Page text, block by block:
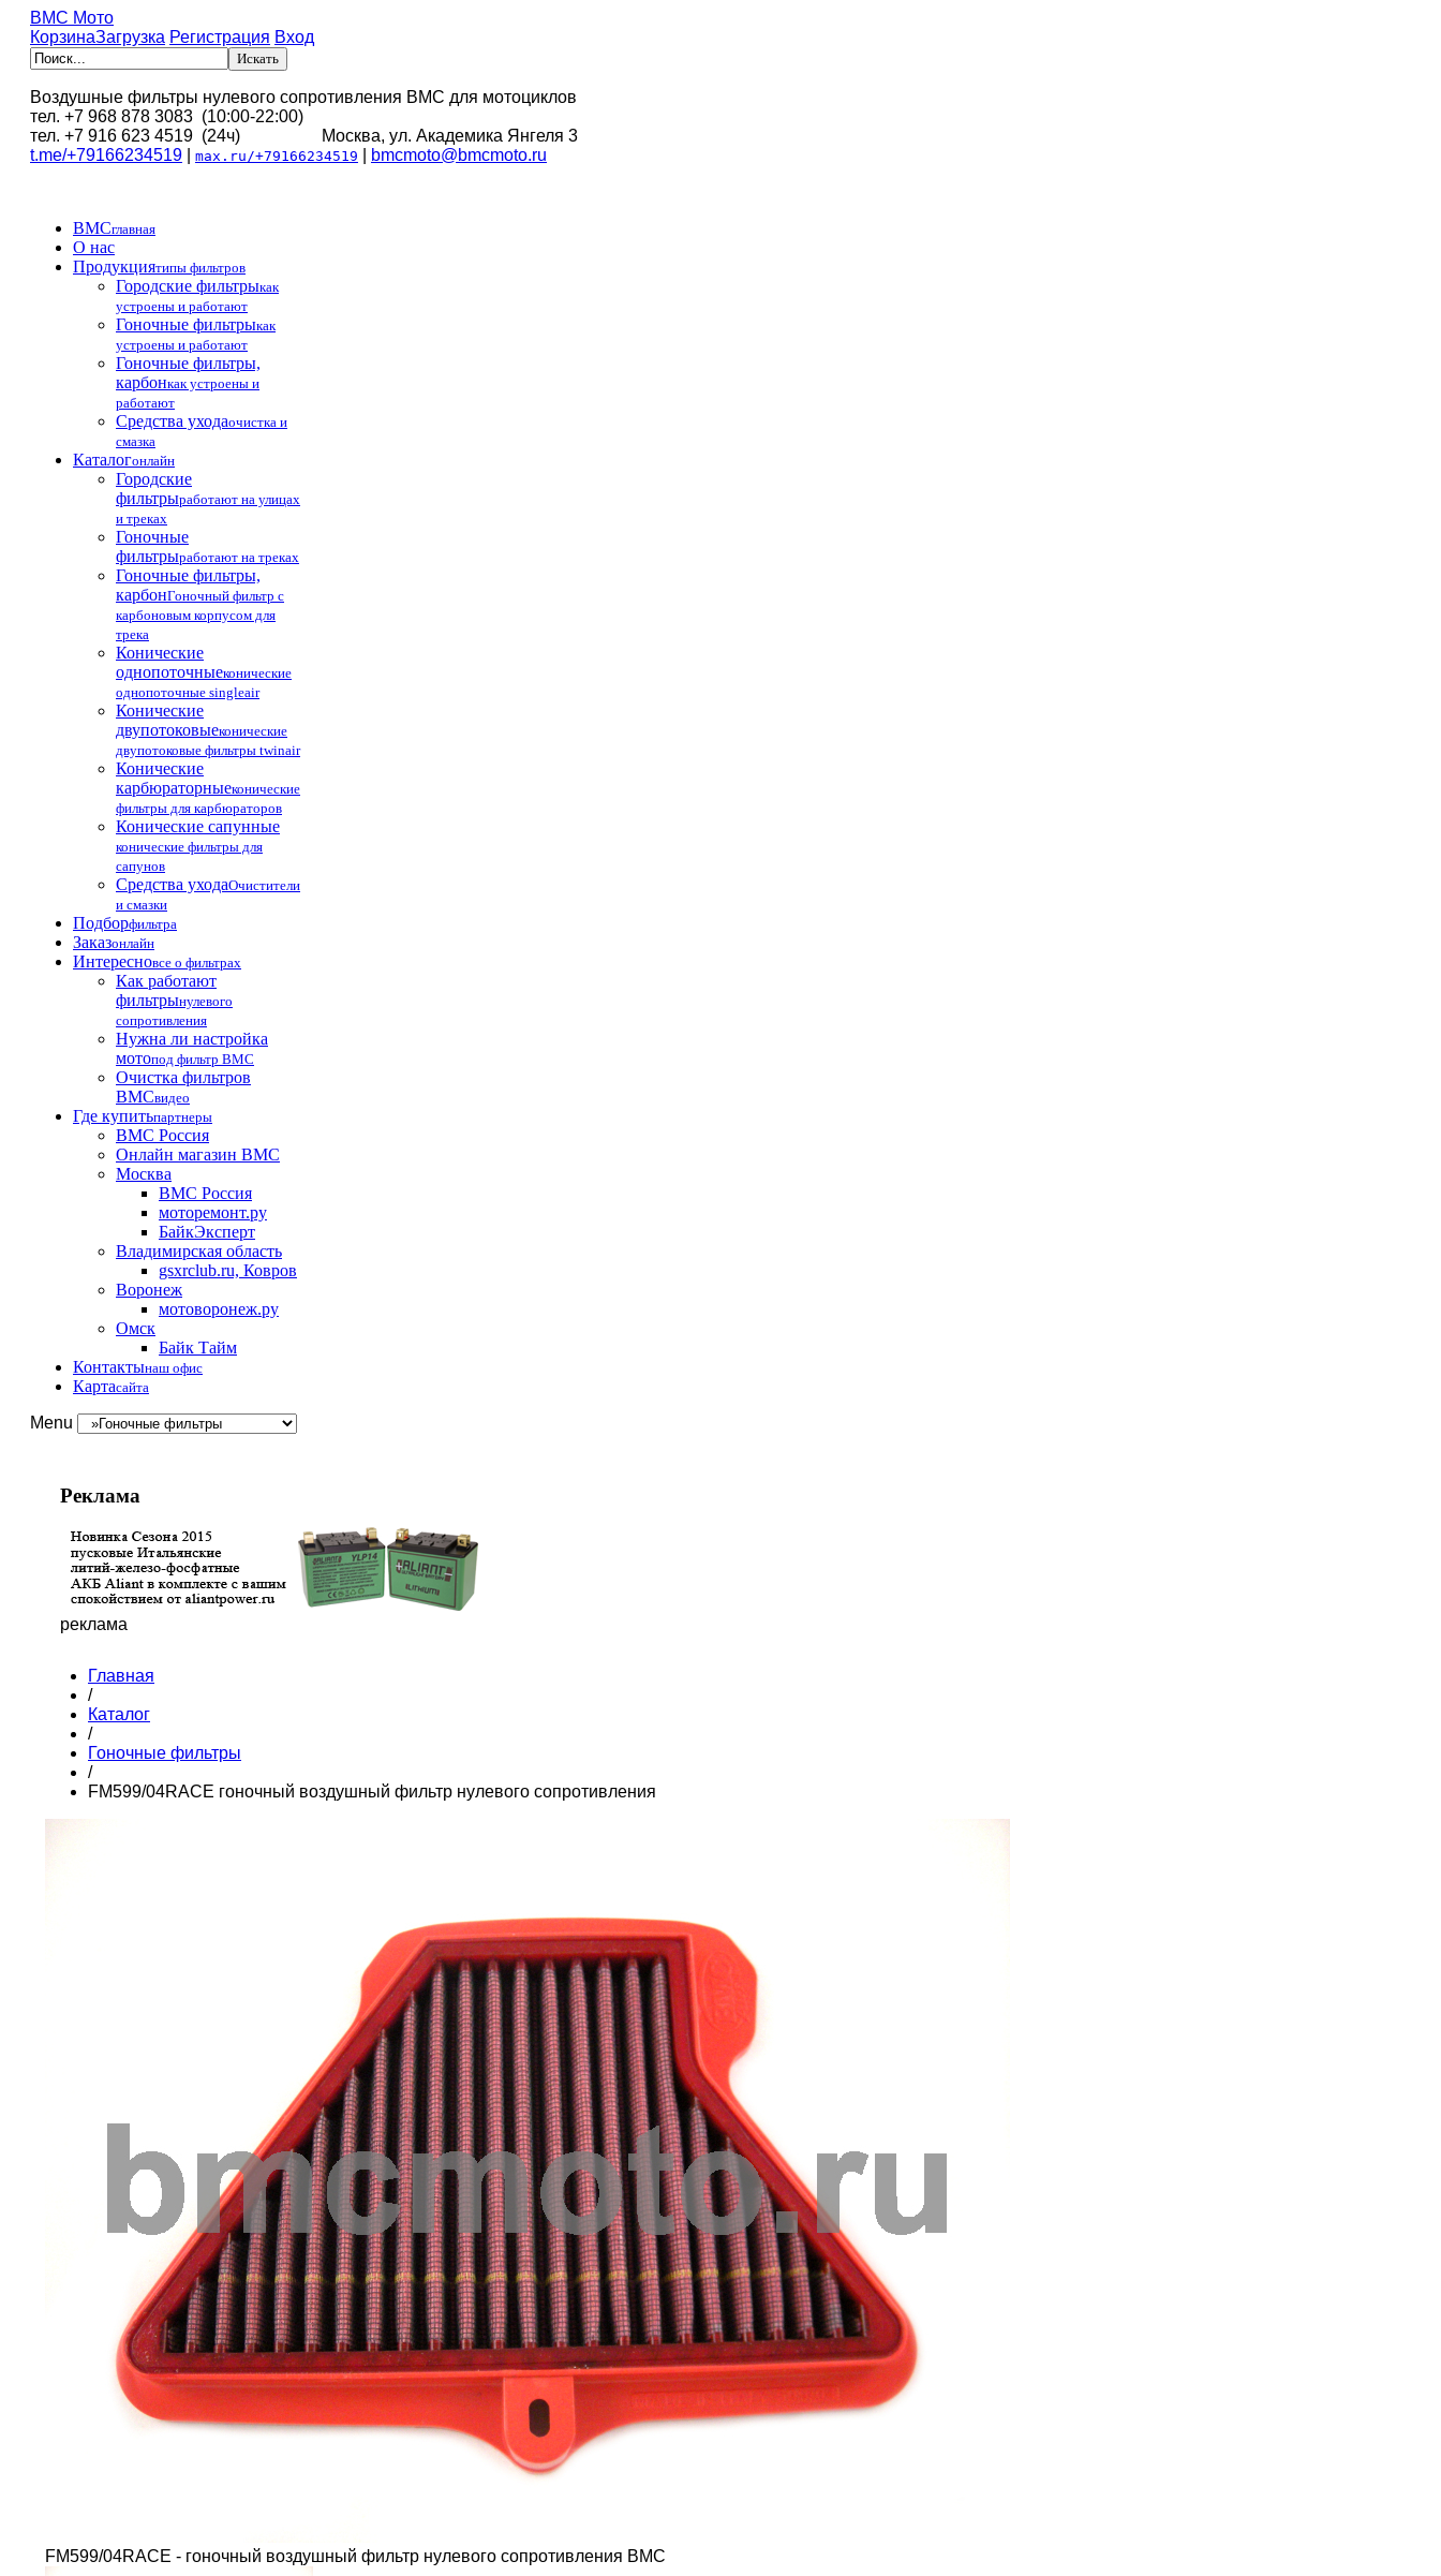
BMC Мото
КорзинаЗагрузка Регистрация Вход
Воздушные фильтры нулевого сопротивления BMC для мотоциклов
тел. +7 968 878 3083 (10:00-22:00)
тел. +7 916 623 4519 (24ч) Москва, ул. Академика Янгеля 3
t.me/+79166234519
max.ru/+79166234519 bmcmoto@bmcmoto.ru
BMCглавная
О нас
Продукциятипы фильтров
Городские фильтрыкак
устроены и работают
Гоночные фильтрыкак
устроены и работают
Гоночные фильтры,
карбонкак устроены и
работают
Средства уходаочистка и
смазка
Каталогонлайн
Городские
фильтрыработают на улицах
и треках
Гоночные
фильтрыработают на треках
Гоночные фильтры,
карбонГоночный фильтр с
карбоновым корпусом для
трека
Конические
однопоточныеконические
однопоточные singleair
Конические
двупотоковыеконические
двупотоковые фильтры twinair
Конические
карбюраторныеконические
фильтры для карбюраторов
Конические сапунные
конические фильтры для
сапунов
Средства уходаОчистители
и смазки
Подборфильтра
Заказонлайн
Интересновсе о фильтрах
Как работают
фильтрынулевого
сопротивления
Нужна ли настройка
мотопод фильтр BMC
Очистка фильтров
BMCвидео
Где купитьпартнеры
BMC Россия
Онлайн магазин BMC
Москва
BMC Россия
моторемонт.ру
БайкЭксперт
Владимирская область
gsxrclub.ru, Ковров
Воронеж
мотоворонеж.ру
Омск
Байк Тайм
Контактынаш офис
Картасайта
Menu
Реклама
реклама
Главная
/
Каталог
/
Гоночные фильтры
/
FM599/04RACE гоночный воздушный фильтр нулевого сопротивления
FM599/04RACE - гоночный воздушный фильтр нулевого сопротивления BMC